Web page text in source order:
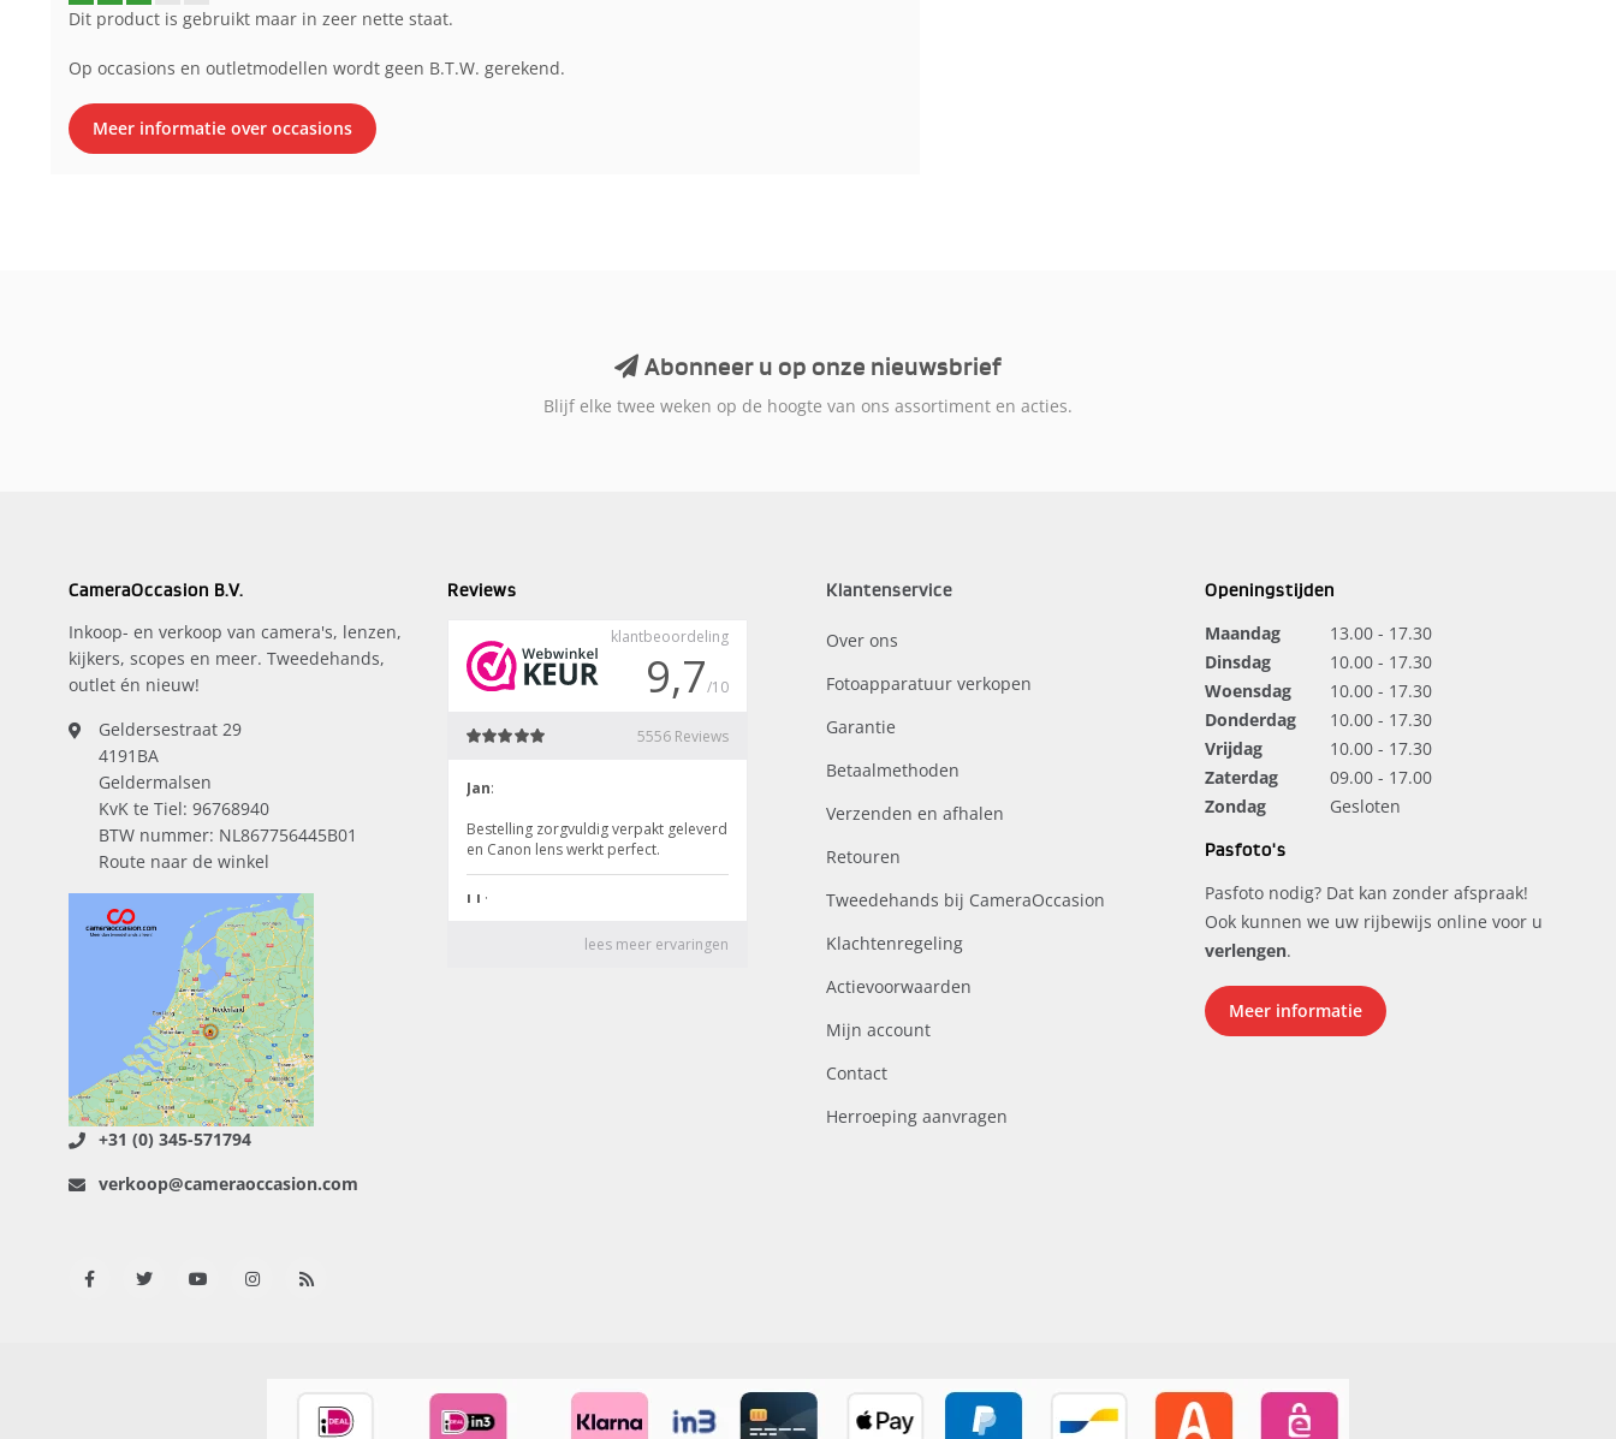
Dit product is gebruikt maar in zeer nette staat.
Op occasions en outletmodellen wordt geen B.T.W. gerekend.
Meer informatie over occasions
Abonneer u op onze nieuwsbrief
Blijf elke twee weken op de hoogte van ons assortiment en acties.
CameraOccasion B.V.
Inkoop- en verkoop van camera's, lenzen,
kijkers, scopes en meer. Tweedehands,
outlet én nieuw!
Geldersestraat 29
4191BA
Geldermalsen
KvK te Tiel: 96768940
BTW nummer: NL867756445B01
Route naar de winkel
+31 (0) 345-571794
verkoop@cameraoccasion.com
Reviews Klantenservice
Over ons
Fotoapparatuur verkopen
Garantie
Betaalmethoden
Verzenden en afhalen
Retouren
Tweedehands bij CameraOccasion
Klachtenregeling
Actievoorwaarden
Mijn account
Contact
Herroeping aanvragen
Openingstijden
Maandag
13.00 - 17.30
Dinsdag
10.00 - 17.30
Woensdag
10.00 - 17.30
Donderdag
10.00 - 17.30
Vrijdag
10.00 - 17.30
Zaterdag
09.00 - 17.00
Zondag
Gesloten
Pasfoto's
Pasfoto nodig? Dat kan zonder afspraak!
Ook kunnen we uw rijbewijs online voor u
verlengen.
Meer informatie